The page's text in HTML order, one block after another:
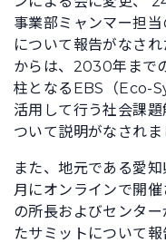
事業部ミャンマー担
について報告がなさ
からは、2030年まで
柱となるEBS（Eco-
活用して行う社会課
ついて説明がなされま
また、地元である愛
月にオンラインで開
の所長およびセンタ
たサミットについて